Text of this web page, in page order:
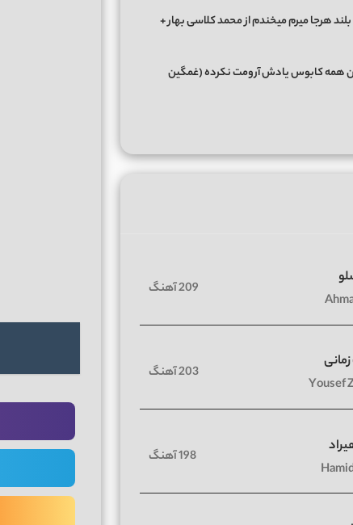
هرجا میرم میخندم از محمد کلاسی بهار +
همه کابوس یادش آرومت نکرده (غمگین
209 آهنگ
Yousef
203 آهنگ
198 آهنگ